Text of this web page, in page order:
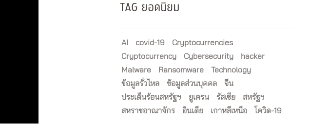
TAG ยอดนิยม
AI covid-19
Cryptocurrencies
Cryptocurrency
Cybersecurity
hacker
Malware
Ransomware
Technology
ข้อมูลรั่วไหล
ข้อมูลส่วนบุคคล
จีน
ประเด็นร้อนสหรัฐฯ
ยูเครน รัสเซีย
สหรัฐฯ
สหราชอาณาจักร
อินเดีย เกาหลีเหนือ โควิด-19